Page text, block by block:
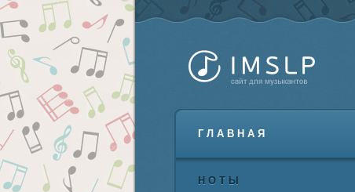
ГЛАВНАЯ
НОТЫ